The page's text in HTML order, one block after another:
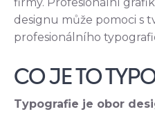
designu může pomoci s
profesionálního
CO JE TO
Typografie je obor